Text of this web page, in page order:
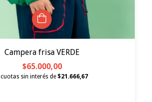
Campera frisa VERDE
$65.000,00
cuotas sin interés de $21.666,67